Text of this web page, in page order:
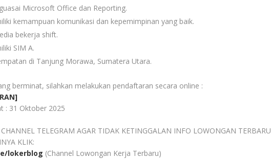
Microsoft Office dan Reporting.
kemampuan komunikasi dan kepemimpinan yang baik.
bekerja shift.
SIM A.
di Tanjung Morawa, Sumatera Utara.
berminat, silahkan melakukan pendaftaran secara online :
: 31 Oktober 2025
TELEGRAM AGAR TIDAK KETINGGALAN INFO LOWONGAN TERBARU
KLIK:
lokerblog (Channel Lowongan Kerja Terbaru)